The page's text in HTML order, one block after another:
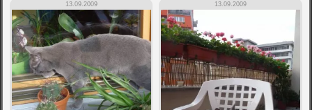
13.09.2009 13.09.2009